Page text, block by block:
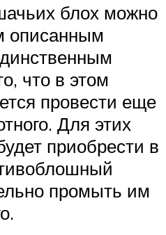
блох можно
описанным
что в этом
провести еще
Для этих
приобрести в
промыть им